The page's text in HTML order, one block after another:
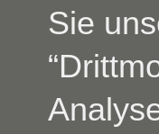
Sie